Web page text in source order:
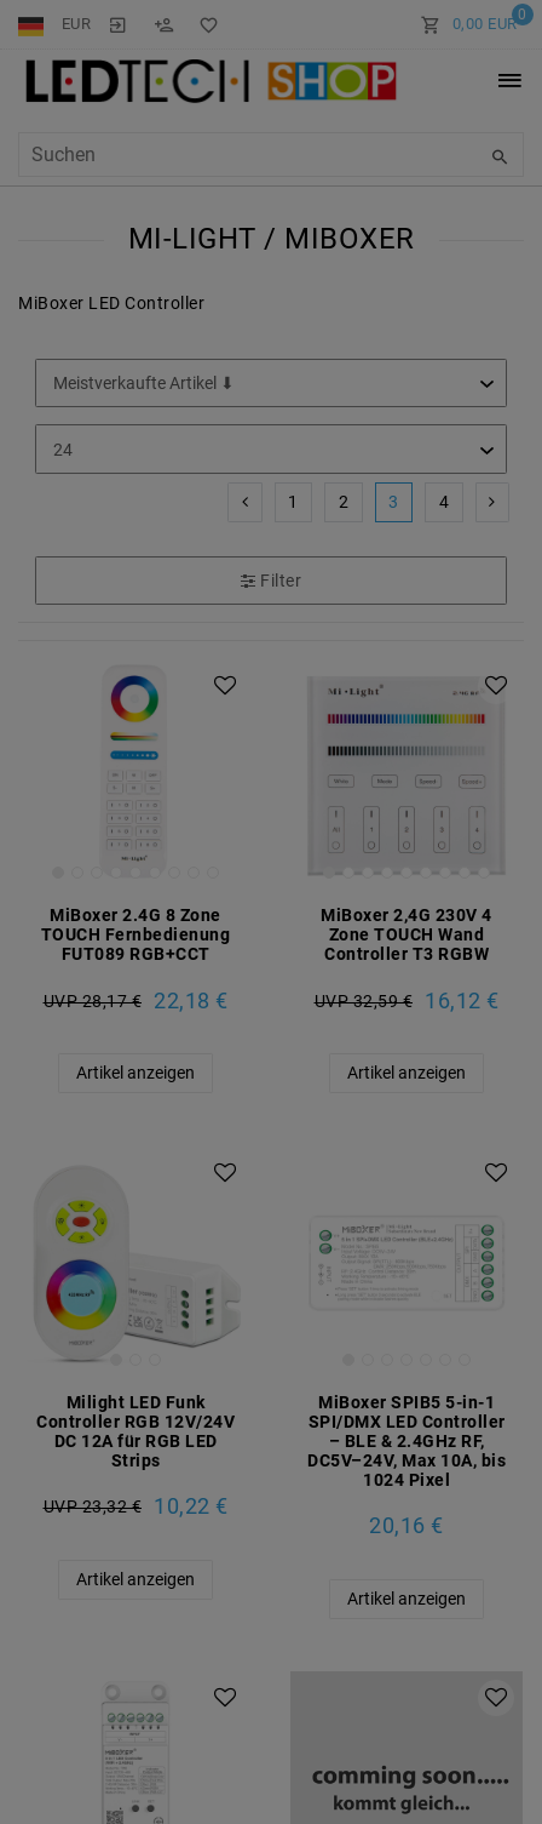
EUR 0
0,00 EUR
MI-LIGHT / MIBOXER
MiBoxer LED Controller
1 2 3 4
Filter
MiBoxer 2.4G 8 Zone
TOUCH Fernbedienung
FUT089 RGB+CCT
UVP 28,17 € 22,18 €
Artikel anzeigen
MiBoxer 2,4G 230V 4
Zone TOUCH Wand
Controller T3 RGBW
UVP 32,59 € 16,12 €
Artikel anzeigen
Milight LED Funk
Controller RGB 12V/24V
DC 12A für RGB LED
Strips
UVP 23,32 € 10,22 €
Artikel anzeigen
MiBoxer SPIB5 5-in-1
SPI/DMX LED Controller
– BLE & 2.4GHz RF,
DC5V–24V, Max 10A, bis
1024 Pixel
20,16 €
Artikel anzeigen